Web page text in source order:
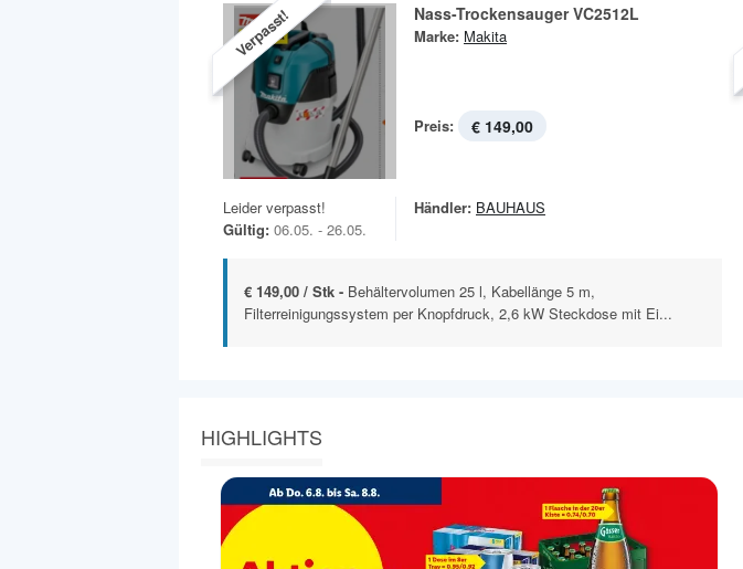
Verpasst! Nass-Trockensauger VC2512L
Marke: Makita
Preis: € 149,00
Leider verpasst!
Gültig: 06.05. - 26.05.
Händler: BAUHAUS
€ 149,00 / Stk - Behältervolumen 25 l, Kabellänge 5 m,
Filterreinigungssystem per Knopfdruck, 2,6 kW Steckdose mit Ei...
HIGHLIGHTS